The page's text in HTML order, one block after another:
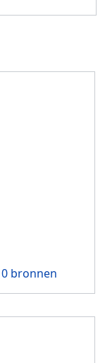
0 bronnen